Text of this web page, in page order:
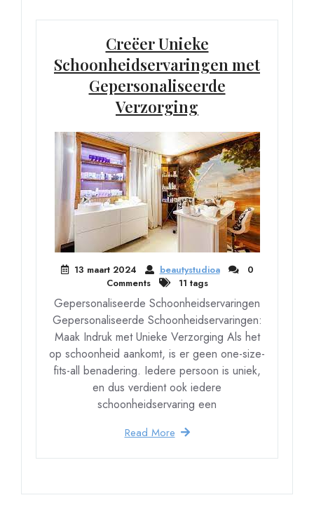
Creëer Unieke
Schoonheidservaringen met
Gepersonaliseerde
Verzorging
13 maart 2024 beautystudioa
0
Comments
11 tags
Gepersonaliseerde Schoonheidservaringen
Gepersonaliseerde Schoonheidservaringen:
Maak Indruk met Unieke Verzorging Als het
op schoonheid aankomt, is er geen one-size-
fits-all benadering. Iedere persoon is uniek,
en dus verdient ook iedere
schoonheidservaring een
Read More